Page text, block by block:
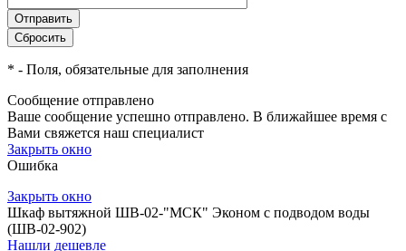
* - Поля, обязательные для заполнения
Сообщение отправлено
Ваше сообщение успешно отправлено. В ближайшее время с
Вами свяжется наш специалист
Закрыть окно
Ошибка
Закрыть окно
Шкаф вытяжной ШВ-02-"МСК" Эконом с подводом воды
(ШВ-02-902)
Нашли дешевле